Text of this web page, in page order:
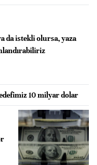
da istekli olursa, yaza
10 milyar dolar